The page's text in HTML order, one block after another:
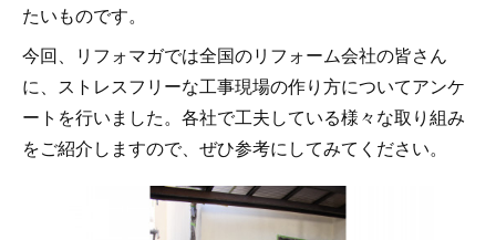
たいものです。
今回、リフォマガでは全国のリフォーム会社の皆さん
に、ストレスフリーな工事現場の作り方についてアンケ
ートを行いました。各社で工夫している様々な取り組み
をご紹介しますので、ぜひ参考にしてみてください。